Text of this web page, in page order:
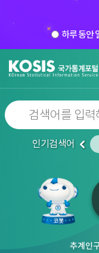
하루 동안
인기검색어
이
10 임금
추계인